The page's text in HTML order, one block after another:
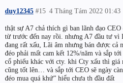
duy12345 4 Tháng Tám 2022 01:43
#15
thật sự A7 chả thích gì ban lãnh đạo
từ trước đến nay rồi. nhưng A7 đầu tư vì
đang rất xấu, Lãi âm nhưng bán được cả
đéo phải mất cam kết 12%/năm và sắp
cổ phiếu khác với cty. khi Cty xấu thì
cũng tốt lên… và sắp tới CEO sẽ ngày
đéo mua quá khứ” hiểu chưa th đầu đất